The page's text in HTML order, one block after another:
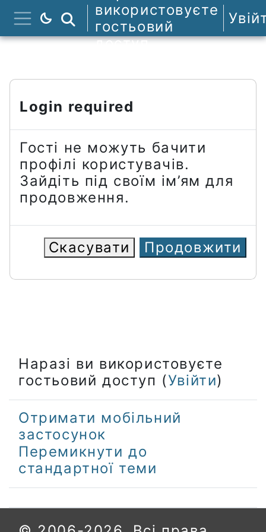
Перейти до головного вмісту
Бокова панель
Пошук курсів
використовуєте
гостьовий
доступ
Login required
Гості не можуть бачити
профілі користувачів.
Зайдіть під своїм ім’ям для
продовження.
Скасувати Продовжити
Наразі ви використовуєте
гостьовий доступ (Увійти)
Отримати мобільний
застосунок
Перемикнути до
стандартної теми